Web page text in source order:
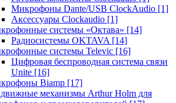
Микрофоны Dante/USB ClockAudio [1]
Аксессуары Clockaudio [1]
системы «Октава» [14]
Радиосистемы OKTAVA [14]
системы Televic [16]
Цифровая беспроводная система связи
Unite [16]
Biamp [17]
механизмы Arthur Holm для